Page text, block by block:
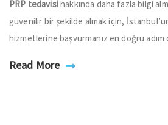
PRP tedavisihakkında daha fazla bilgi
güvenilir bir şekilde almak için,
hizmetlerine başvurmanız en doğru adım
Read More